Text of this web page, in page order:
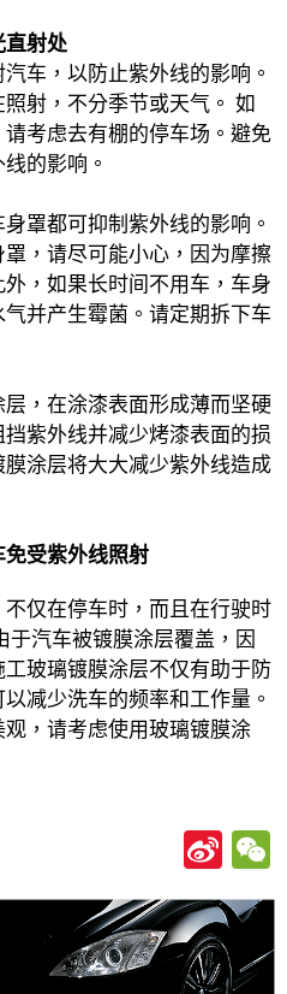
直射处
车，以防止紫外线的影响。
射，不分季节或天气。 如
考虑去有棚的停车场。避免
的影响。
罩都可抑制紫外线的影响。
，请尽可能小心，因为摩擦
，如果长时间不用车，车身
并产生霉菌。请定期拆下车
，在涂漆表面形成薄而坚硬
紫外线并减少烤漆表面的损
涂层将大大减少紫外线造成
受紫外线照射
仅在停车时，而且在行驶时
汽车被镀膜涂层覆盖，因
玻璃镀膜涂层不仅有助于防
减少洗车的频率和工作量。
，请考虑使用玻璃镀膜涂
Si
n
a
W